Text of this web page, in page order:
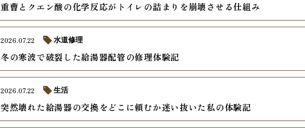
重曹とクエン酸の化学反応がトイレの詰まりを崩壊させる仕組み
冬の寒波で破裂した給湯器配管の修理体験記
2026.07.22 水道修理
突然壊れた給湯器の交換をどこに頼むか迷い抜いた私の体験記
2026.07.22 生活